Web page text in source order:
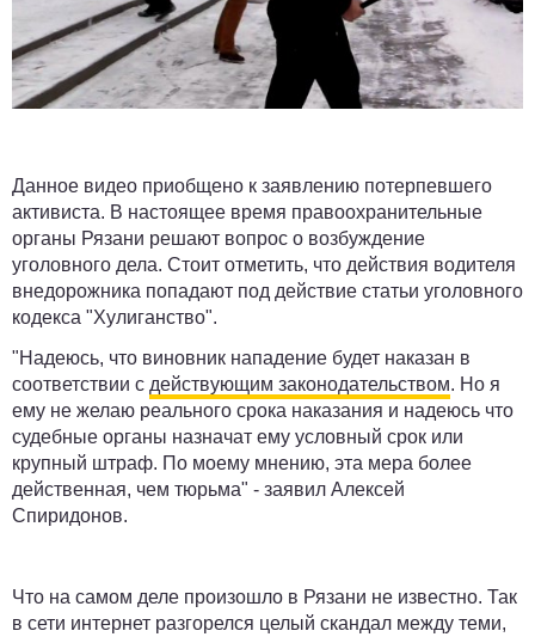
Данное видео приобщено к заявлению потерпевшего
активиста. В настоящее время правоохранительные
органы Рязани решают вопрос о возбуждение
уголовного дела. Стоит отметить, что действия водителя
внедорожника попадают под действие статьи уголовного
кодекса "Хулиганство".
"Надеюсь, что виновник нападение будет наказан в
соответствии с действующим законодательством. Но я
ему не желаю реального срока наказания и надеюсь что
судебные органы назначат ему условный срок или
крупный штраф. По моему мнению, эта мера более
действенная, чем тюрьма" - заявил Алексей
Спиридонов.
Что на самом деле произошло в Рязани не известно. Так
в сети интернет разгорелся целый скандал между теми,